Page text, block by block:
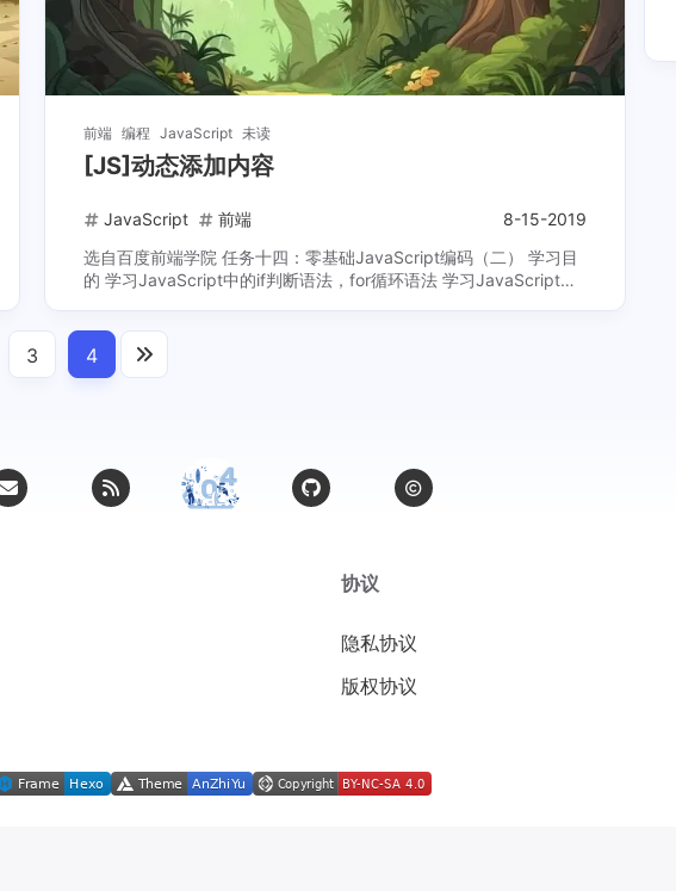
前端 编程 JavaScript 未读
[JS]动态添加内容
8-15-2019
JavaScript
前端
选自百度前端学院 任务十四：零基础JavaScript编码（二） 学习目
的 学习JavaScript中的if判断语法，for循环语法 学习JavaScript中
3 4
协议
隐私协议
版权协议